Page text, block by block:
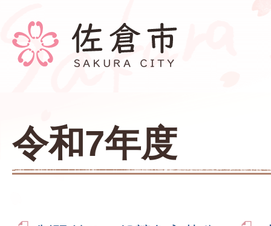
令和7年度